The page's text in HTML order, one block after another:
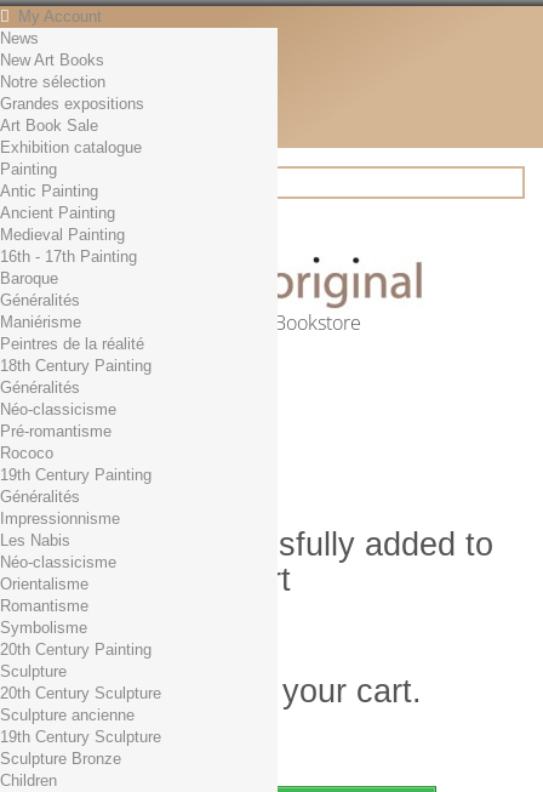
My Account
Contact
English
English
Français
News
Search
Online Art Bookstore
Cart (empty)
No products
Free shipping!
0,00 € Total
Check out
Product successfully added to
your shopping cart
Quantity
Total
There is 1 item in your cart.
Total products (tax incl.)
Total shipping TTC
Total (tax incl.)
News
New Art Books
Notre sélection
Grandes expositions
Art Book Sale
Exhibition catalogue
Painting
Antic Painting
Ancient Painting
Medieval Painting
16th - 17th Painting
Baroque
Généralités
Maniérisme
Peintres de la réalité
18th Century Painting
Généralités
Néo-classicisme
Pré-romantisme
Rococo
19th Century Painting
Généralités
Impressionnisme
Les Nabis
Néo-classicisme
Orientalisme
Romantisme
Symbolisme
20th Century Painting
Sculpture
20th Century Sculpture
Sculpture ancienne
19th Century Sculpture
Sculpture Bronze
Children